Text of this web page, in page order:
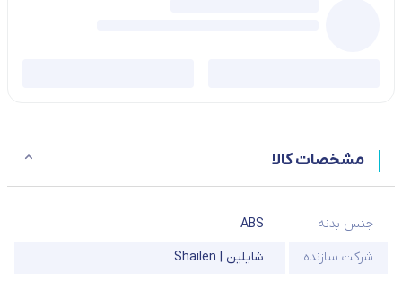
مشخصات کالا
جنس بدنه
ABS
شرکت سازنده
شایلین | Shailen